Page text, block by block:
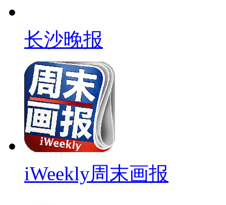
长沙晚报
iWeekly周末画报